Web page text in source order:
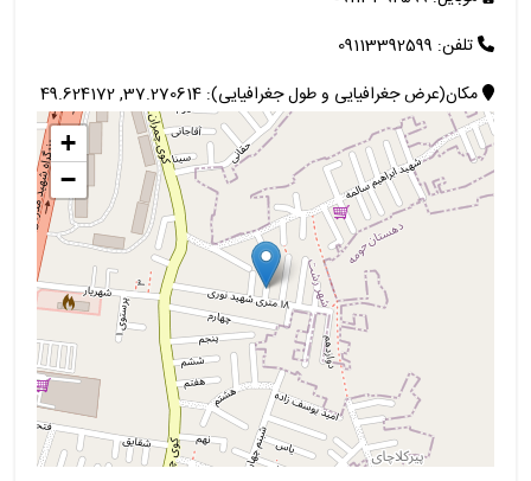
تلفن: 09113392599
مکان(عرض جغرافیایی و طول جغرافیایی): 37.270614, 49.624172
+
−